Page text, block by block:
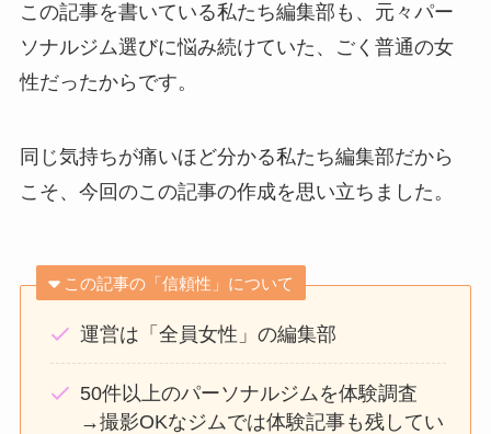
この記事を書いている私たち編集部も、元々パー
ソナルジム選びに悩み続けていた、ごく普通の女
性だったからです。
同じ気持ちが痛いほど分かる私たち編集部だから
こそ、今回のこの記事の作成を思い立ちました。
この記事の「信頼性」について
運営は「全員女性」の編集部
50件以上のパーソナルジムを体験調査
→撮影OKなジムでは体験記事も残してい